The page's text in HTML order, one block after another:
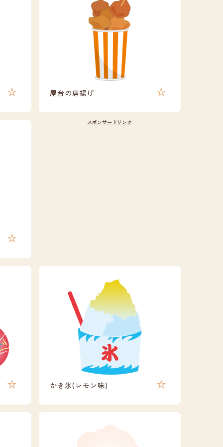
屋台の唐揚げ
かき氷(レモン味)